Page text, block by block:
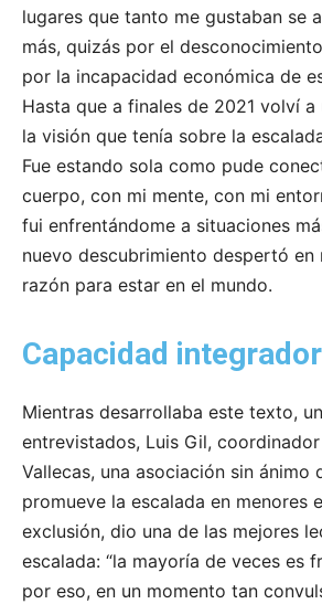
lugares que tanto me gustaban se
más, quizás por el
por la incapacidad económica de
Hasta que a finales de 2021 volví
la visión que tenía sobre la
Fue estando sola como pude
cuerpo, con mi mente, con mi
fui enfrentándome a situaciones
nuevo descubrimiento despertó en
razón para estar en el mundo.
Capacidad
Mientras desarrollaba este texto,
entrevistados, Luis Gil,
Vallecas, una asociación sin ánimo
promueve la escalada en menores
exclusión, dio una de las mejores
escalada: “la mayoría de veces es
por eso, en un momento tan